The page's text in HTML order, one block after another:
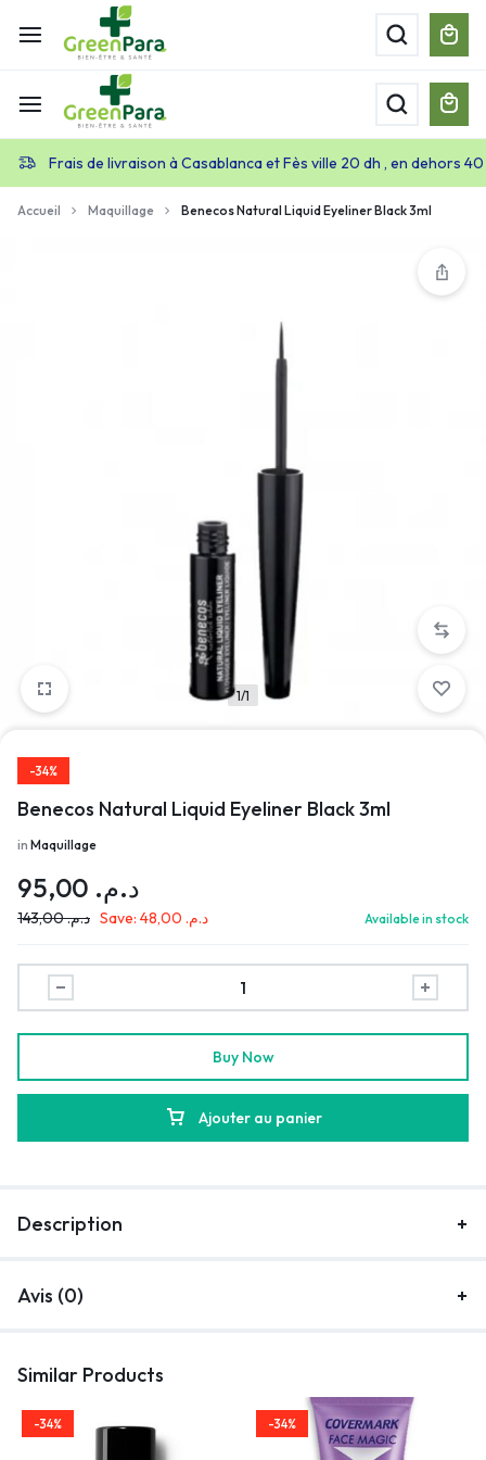
Frais de livraison à Casablanca et Fès ville 20 dh , en dehors
Accueil Maquillage Benecos Natural Liquid Eyeliner Black 3ml
1/1
-34%
Benecos Natural Liquid Eyeliner Black 3ml
in Maquillage
د.م.
د.م.143,00 Save: د.م. Available in stock
Ajouter au panier
Buy Now
Description
Avis (0)
Similar Products
-34% -34%